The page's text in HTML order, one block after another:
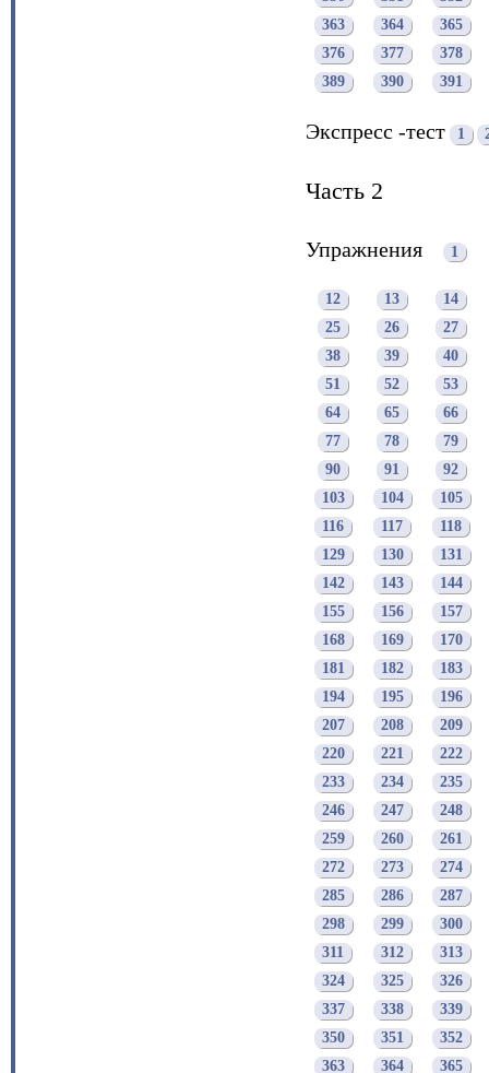
363
364
365
376
377
378
389
390 391
Экспресс -тест 1
Часть 2
Упражнения 1
12 13
14
25
26
27
38
39
40
51
52
53
64
65
66
77
78
79
90
91
92
103
104
105
116
117
118
129
130
131
142
143
144
155
156
157
168
169
170
181
182
183
194
195
196
207
208
209
220
221
222
233
234
235
246
247
248
259
260
261
272
273
274
285
286
287
298
299
300
311
312
313
324
325
326
337
338
339
350
351
352
363
364 365